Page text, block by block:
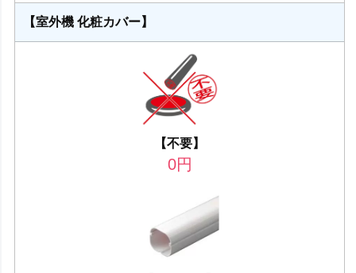
【室外機 化粧カバー】
【不要】
0円